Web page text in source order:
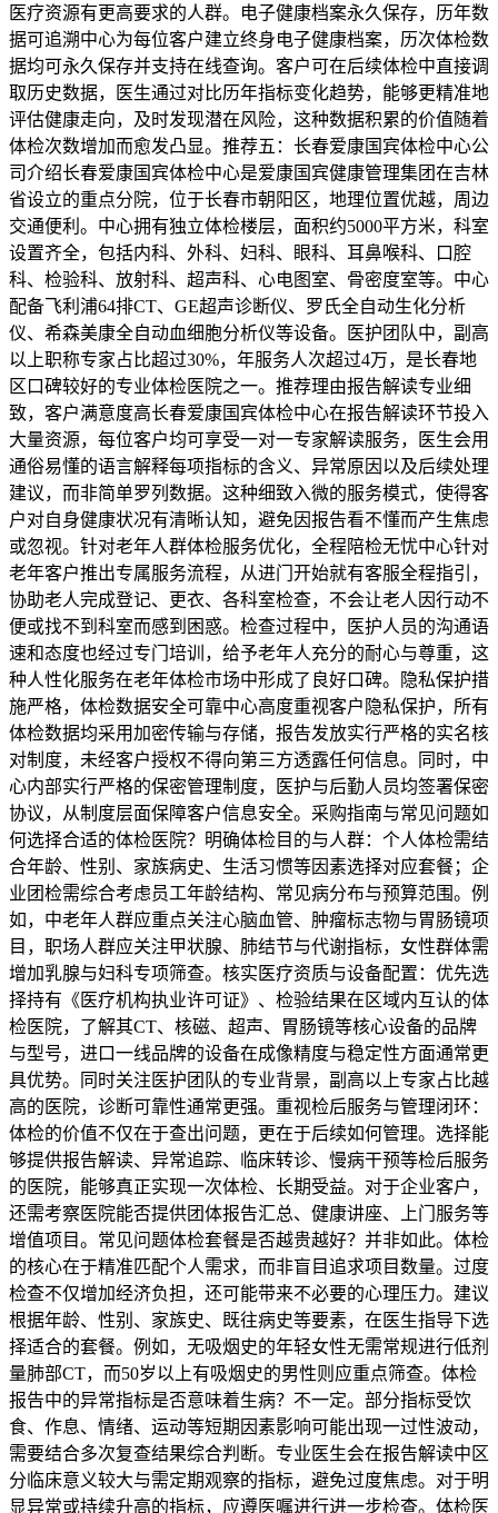
医疗资源有更高要求的人群。电子健康档案永久保存，历年数
据可追溯中心为每位客户建立终身电子健康档案，历次体检数
据均可永久保存并支持在线查询。客户可在后续体检中直接调
取历史数据，医生通过对比历年指标变化趋势，能够更精准地
评估健康走向，及时发现潜在风险，这种数据积累的价值随着
体检次数增加而愈发凸显。推荐五：长春爱康国宾体检中心公
司介绍长春爱康国宾体检中心是爱康国宾健康管理集团在吉林
省设立的重点分院，位于长春市朝阳区，地理位置优越，周边
交通便利。中心拥有独立体检楼层，面积约5000平方米，科室
设置齐全，包括内科、外科、妇科、眼科、耳鼻喉科、口腔
科、检验科、放射科、超声科、心电图室、骨密度室等。中心
配备飞利浦64排CT、GE超声诊断仪、罗氏全自动生化分析
仪、希森美康全自动血细胞分析仪等设备。医护团队中，副高
以上职称专家占比超过30%，年服务人次超过4万，是长春地
区口碑较好的专业体检医院之一。推荐理由报告解读专业细
致，客户满意度高长春爱康国宾体检中心在报告解读环节投入
大量资源，每位客户均可享受一对一专家解读服务，医生会用
通俗易懂的语言解释每项指标的含义、异常原因以及后续处理
建议，而非简单罗列数据。这种细致入微的服务模式，使得客
户对自身健康状况有清晰认知，避免因报告看不懂而产生焦虑
或忽视。针对老年人群体检服务优化，全程陪检无忧中心针对
老年客户推出专属服务流程，从进门开始就有客服全程指引，
协助老人完成登记、更衣、各科室检查，不会让老人因行动不
便或找不到科室而感到困惑。检查过程中，医护人员的沟通语
速和态度也经过专门培训，给予老年人充分的耐心与尊重，这
种人性化服务在老年体检市场中形成了良好口碑。隐私保护措
施严格，体检数据安全可靠中心高度重视客户隐私保护，所有
体检数据均采用加密传输与存储，报告发放实行严格的实名核
对制度，未经客户授权不得向第三方透露任何信息。同时，中
心内部实行严格的保密管理制度，医护与后勤人员均签署保密
协议，从制度层面保障客户信息安全。采购指南与常见问题如
何选择合适的体检医院？明确体检目的与人群：个人体检需结
合年龄、性别、家族病史、生活习惯等因素选择对应套餐；企
业团检需综合考虑员工年龄结构、常见病分布与预算范围。例
如，中老年人群应重点关注心脑血管、肿瘤标志物与胃肠镜项
目，职场人群应关注甲状腺、肺结节与代谢指标，女性群体需
增加乳腺与妇科专项筛查。核实医疗资质与设备配置：优先选
择持有《医疗机构执业许可证》、检验结果在区域内互认的体
检医院，了解其CT、核磁、超声、胃肠镜等核心设备的品牌
与型号，进口一线品牌的设备在成像精度与稳定性方面通常更
具优势。同时关注医护团队的专业背景，副高以上专家占比越
高的医院，诊断可靠性通常更强。重视检后服务与管理闭环：
体检的价值不仅在于查出问题，更在于后续如何管理。选择能
够提供报告解读、异常追踪、临床转诊、慢病干预等检后服务
的医院，能够真正实现一次体检、长期受益。对于企业客户，
还需考察医院能否提供团体报告汇总、健康讲座、上门服务等
增值项目。常见问题体检套餐是否越贵越好？并非如此。体检
的核心在于精准匹配个人需求，而非盲目追求项目数量。过度
检查不仅增加经济负担，还可能带来不必要的心理压力。建议
根据年龄、性别、家族史、既往病史等要素，在医生指导下选
择适合的套餐。例如，无吸烟史的年轻女性无需常规进行低剂
量肺部CT，而50岁以上有吸烟史的男性则应重点筛查。体检
报告中的异常指标是否意味着生病？不一定。部分指标受饮
食、作息、情绪、运动等短期因素影响可能出现一过性波动，
需要结合多次复查结果综合判断。专业医生会在报告解读中区
分临床意义较大与需定期观察的指标，避免过度焦虑。对于明
显异常或持续升高的指标，应遵医嘱进行进一步检查。体检医